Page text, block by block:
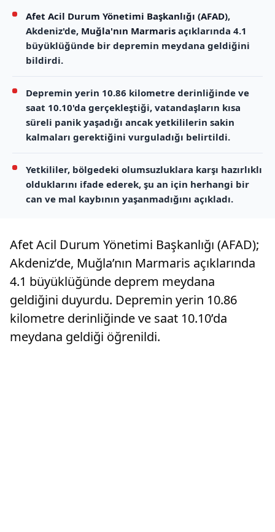
Afet Acil Durum Yönetimi Başkanlığı (AFAD),
Akdeniz'de, Muğla'nın Marmaris açıklarında 4.1
büyüklüğünde bir depremin meydana geldiğini
bildirdi.
Depremin yerin 10.86 kilometre derinliğinde ve
saat 10.10'da gerçekleştiği, vatandaşların kısa
süreli panik yaşadığı ancak yetkililerin sakin
kalmaları gerektiğini vurguladığı belirtildi.
Yetkililer, bölgedeki olumsuzluklara karşı hazırlıklı
olduklarını ifade ederek, şu an için herhangi bir
can ve mal kaybının yaşanmadığını açıkladı.
Afet Acil Durum Yönetimi Başkanlığı (AFAD);
Akdeniz’de, Muğla’nın Marmaris açıklarında
4.1 büyüklüğünde deprem meydana
geldiğini duyurdu. Depremin yerin 10.86
kilometre derinliğinde ve saat 10.10’da
meydana geldiği öğrenildi.